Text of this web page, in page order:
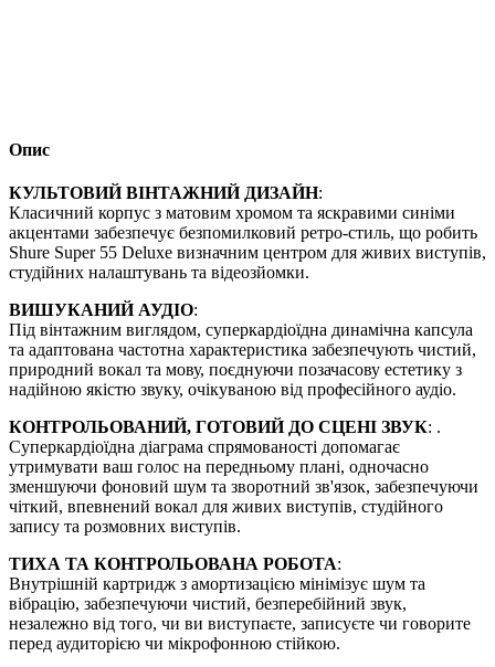
Опис
КУЛЬТОВИЙ ВІНТАЖНИЙ ДИЗАЙН:
Класичний корпус з матовим хромом та яскравими синіми
акцентами забезпечує безпомилковий ретро-стиль, що робить
Shure Super 55 Deluxe визначним центром для живих виступів,
студійних налаштувань та відеозйомки.
ВИШУКАНИЙ АУДІО:
Під вінтажним виглядом, суперкардіоїдна динамічна капсула
та адаптована частотна характеристика забезпечують чистий,
природний вокал та мову, поєднуючи позачасову естетику з
надійною якістю звуку, очікуваною від професійного аудіо.
КОНТРОЛЬОВАНИЙ, ГОТОВИЙ ДО СЦЕНІ ЗВУК: .
Суперкардіоїдна діаграма спрямованості допомагає
утримувати ваш голос на передньому плані, одночасно
зменшуючи фоновий шум та зворотний зв'язок, забезпечуючи
чіткий, впевнений вокал для живих виступів, студійного
запису та розмовних виступів.
ТИХА ТА КОНТРОЛЬОВАНА РОБОТА:
Внутрішній картридж з амортизацією мінімізує шум та
вібрацію, забезпечуючи чистий, безперебійний звук,
незалежно від того, чи ви виступаєте, записуєте чи говорите
перед аудиторією чи мікрофонною стійкою.